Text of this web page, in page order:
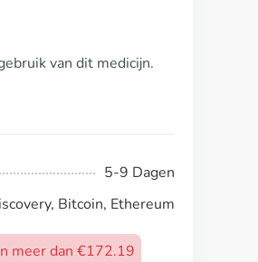
van dit medicijn.
5-9 Dagen
Bitcoin, Ethereum
meer dan €172.19